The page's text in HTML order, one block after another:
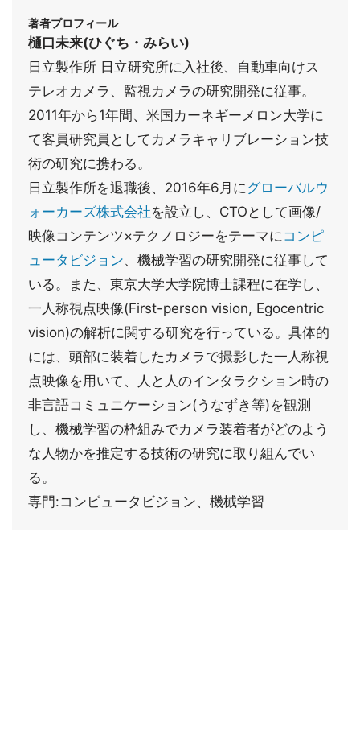
著者プロフィール
樋口未来(ひぐち・みらい)
日立製作所 日立研究所に入社後、自動車向けス
テレオカメラ、監視カメラの研究開発に従事。
2011年から1年間、米国カーネギーメロン大学に
て客員研究員としてカメラキャリブレーション技
術の研究に携わる。
日立製作所を退職後、2016年6月に グローバルウ
ォーカーズ株式会社を設立し、CTOとして画像/
映像コンテンツ×テクノロジーをテーマに コンピ
ュータビジョン、機械学習の研究開発に従事して
いる。また、東京大学大学院博士課程に在学し、
一人称視点映像(First-person vision, Egocentric
vision)の解析に関する研究を行っている。具体的
には、頭部に装着したカメラで撮影した一人称視
点映像を用いて、人と人のインタラクション時の
非言語コミュニケーション(うなずき等)を観測
し、機械学習の枠組みでカメラ装着者がどのよう
な人物かを推定する技術の研究に取り組んでい
る。
専門:コンピュータビジョン、機械学習